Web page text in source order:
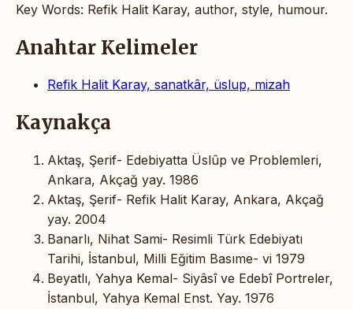
Key Words: Refik Halit Karay, author, style, humour.
Anahtar Kelimeler
Refik Halit Karay, sanatkâr, üslup, mizah
Kaynakça
Aktaş, Şerif- Edebiyatta Üslûp ve Problemleri,
Ankara, Akçağ yay. 1986
Aktaş, Şerif- Refik Halit Karay, Ankara, Akçağ
yay. 2004
Banarlı, Nihat Sami- Resimli Türk Edebiyatı
Tarihi, İstanbul, Milli Eğitim Basıme- vi 1979
Beyatlı, Yahya Kemal- Siyâsî ve Edebî Portreler,
İstanbul, Yahya Kemal Enst. Yay. 1976